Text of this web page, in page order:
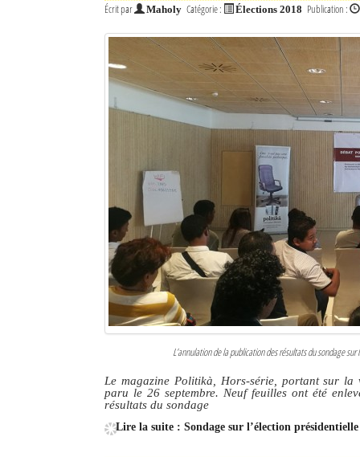
Écrit par Maholy Catégorie : Élections 2018 Publication :
L’annulation de la publication des résultats du sondage
Le magazine Politikà, Hors-série, portant sur
paru le 26 septembre. Neuf feuilles ont été
résultats du sondage
Lire la suite : Sondage sur l’élection